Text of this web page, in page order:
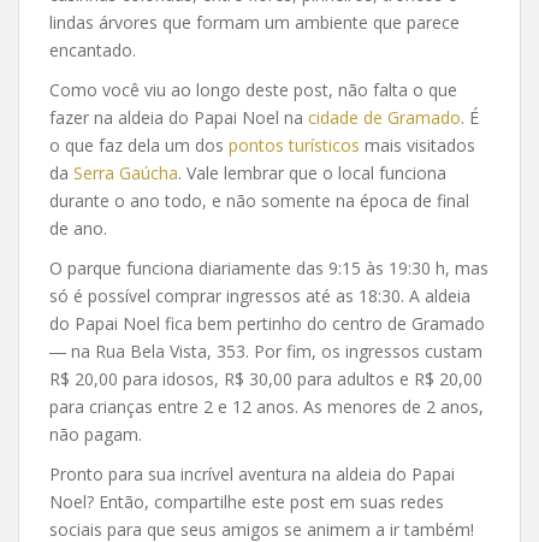
lindas árvores que formam um ambiente que parece
encantado.
Como você viu ao longo deste post, não falta o que
fazer na aldeia do Papai Noel na cidade de Gramado. É
o que faz dela um dos pontos turísticos mais visitados
da Serra Gaúcha. Vale lembrar que o local funciona
durante o ano todo, e não somente na época de final
de ano.
O parque funciona diariamente das 9:15 às 19:30 h, mas
só é possível comprar ingressos até as 18:30. A aldeia
do Papai Noel fica bem pertinho do centro de Gramado
― na Rua Bela Vista, 353. Por fim, os ingressos custam
R$ 20,00 para idosos, R$ 30,00 para adultos e R$ 20,00
para crianças entre 2 e 12 anos. As menores de 2 anos,
não pagam.
Pronto para sua incrível aventura na aldeia do Papai
Noel? Então, compartilhe este post em suas redes
sociais para que seus amigos se animem a ir também!